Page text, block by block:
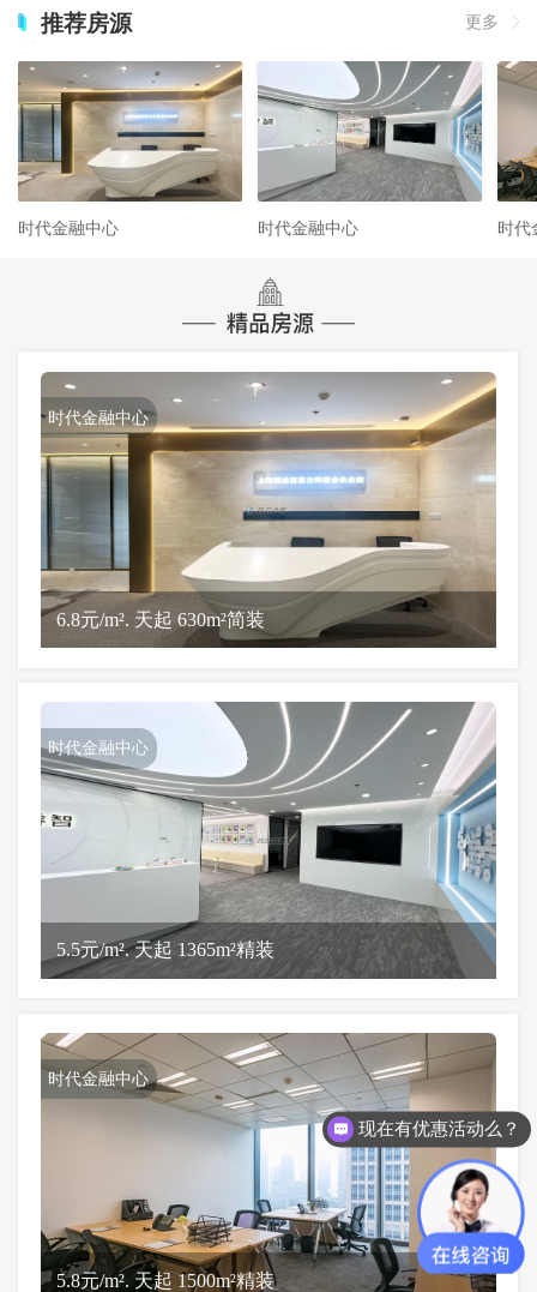
推荐房源 更多
时代金融中心 时代金融中心 时代
时代金融中心
6.8元/m². 天起 630m²简装
时代金融中心
5.5元/m². 天起 1365m²精装
时代金融中心
5.8元/m². 天起 1500m²精装
现在有优惠活动么？